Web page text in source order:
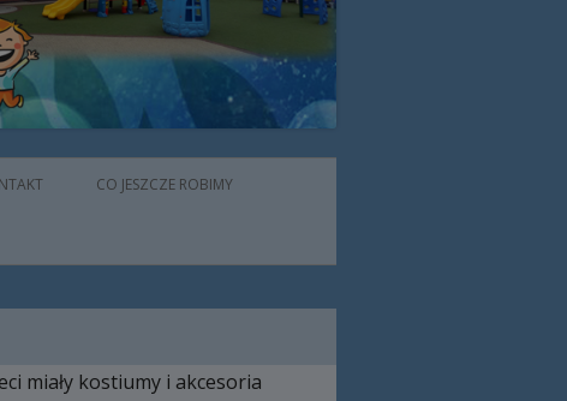
CO JESZCZE ROBIMY
miały kostiumy i akcesoria